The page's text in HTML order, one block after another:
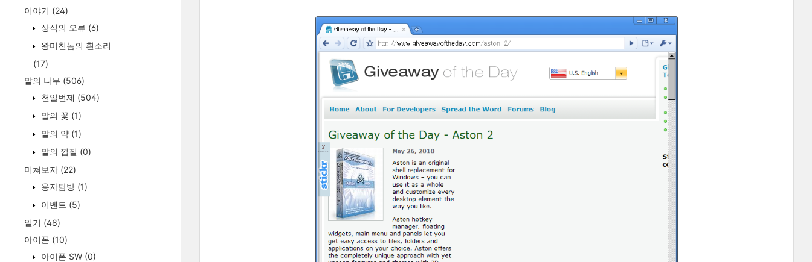
이야기 (24)
상식의 오류 (6)
왕미친놈의 흰소리
(17)
말의 나무 (506)
천일번제 (504)
말의 꽃 (1)
말의 약 (1)
말의 껍질 (0)
미쳐보자 (22)
용자탐방 (1)
이벤트 (5)
일기 (48)
아이폰 (10)
아이폰 SW (0)